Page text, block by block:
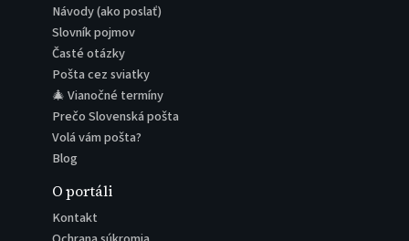
Návody (ako poslať)
Slovník pojmov
Časté otázky
Pošta cez sviatky
🎄 Vianočné termíny
Prečo Slovenská pošta
Volá vám pošta?
Blog
O portáli
Kontakt